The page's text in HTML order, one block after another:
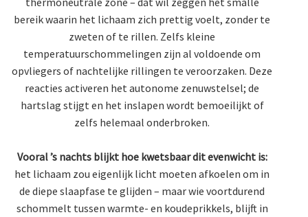
bereik waarin het lichaam zich prettig voelt, zonder te
zweten of te rillen. Zelfs kleine
temperatuurschommelingen zijn al voldoende om
opvliegers of nachtelijke rillingen te veroorzaken. Deze
reacties activeren het autonome zenuwstelsel; de
hartslag stijgt en het inslapen wordt bemoeilijkt of
zelfs helemaal onderbroken.
Vooral ’s nachts blijkt hoe kwetsbaar dit evenwicht is:
het lichaam zou eigenlijk licht moeten afkoelen om in
de diepe slaapfase te glijden – maar wie voortdurend
schommelt tussen warmte- en koudeprikkels, blijft in